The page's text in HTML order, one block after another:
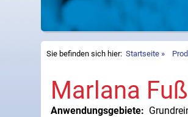
Sie befinden sich hier: Startseite
Marlana
Anwendungsgebiete: